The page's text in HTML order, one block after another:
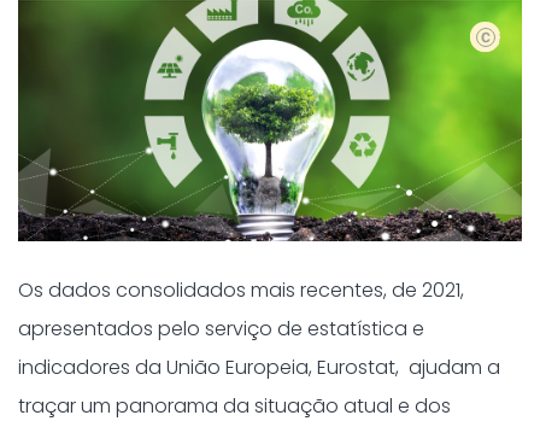
Os dados consolidados mais recentes, de 2021,
apresentados pelo serviço de estatística e
indicadores da União Europeia, Eurostat, ajudam a
traçar um panorama da situação atual e dos